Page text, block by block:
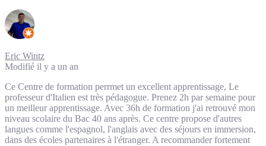
Eric Wintz
Modifié il y a un an
Ce Centre de formation perrmet un excellent apprentissage, Le
professeur d'Italien est très pédagogue. Prenez 2h par semaine pour
un meilleur apprentissage. Avec 36h de formation j'ai retrouvé mon
niveau scolaire du Bac 40 ans après. Ce centre propose d'autres
langues comme l'espagnol, l'anglais avec des séjours en immersion,
dans des écoles partenaires à l'étranger. A recommander fortement